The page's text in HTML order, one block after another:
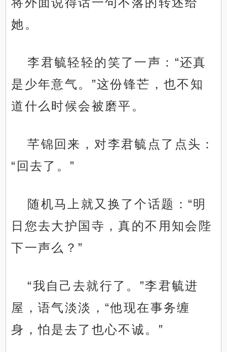
她。
李君毓轻轻的笑了一声：“还真
是少年意气。”这份锋芒，也不知
道什么时候会被磨平。
芊锦回来，对李君毓点了点头：
“回去了。”
随机马上就又换了个话题：“明
日您去大护国寺，真的不用知会陛
下一声么？”
“我自己去就行了。”李君毓进
屋，语气淡淡，“他现在事务缠
身，怕是去了也心不诚。”